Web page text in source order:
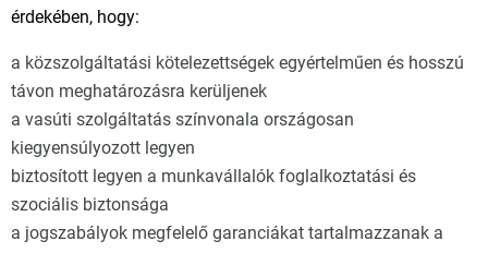
érdekében, hogy:
a közszolgáltatási kötelezettségek egyértelműen és hosszú
távon meghatározásra kerüljenek
a vasúti szolgáltatás színvonala országosan
kiegyensúlyozott legyen
biztosított legyen a munkavállalók foglalkoztatási és
szociális biztonsága
a jogszabályok megfelelő garanciákat tartalmazzanak a